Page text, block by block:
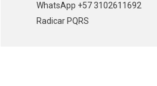
WhatsApp +57 3102611692
Radicar PQRS